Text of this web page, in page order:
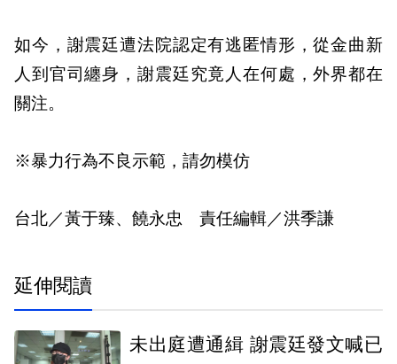
如今，謝震廷遭法院認定有逃匿情形，從金曲新
人到官司纏身，謝震廷究竟人在何處，外界都在
關注。
※暴力行為不良示範，請勿模仿
台北／黃于臻、饒永忠 責任編輯／洪季謙
延伸閱讀
未出庭遭通緝 謝震廷發文喊已